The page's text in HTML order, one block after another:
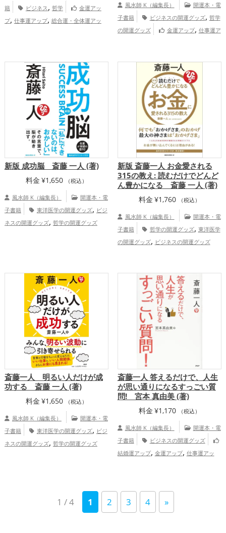
籍
ビジネス, 哲学
金運アッ
プ, 仕事運アップ, 総合運・全体運アッ
風水師 K（編集長）
開運本・電
子書籍
ビジネスの開運グッズ, 哲学
の開運グッズ
金運アップ, 仕事運ア
新版 成功脳 斎藤 一人 (著)
料金 ¥1,650 （税込）
風水師 K（編集長）
開運本・電
子書籍
東洋医学の開運グッズ, ビジ
ネスの開運グッズ, 哲学の開運グッズ
新版 斎藤一人 お金愛される
315の教え: 読むだけでどんど
ん豊かになる 斎藤 一人 (著)
料金 ¥1,760 （税込）
風水師 K（編集長）
開運本・電
子書籍
哲学の開運グッズ, 東洋医学
の開運グッズ, ビジネスの開運グッズ
斎藤一人 明るい人だけが成
功する 斎藤 一人 (著)
料金 ¥1,650 （税込）
風水師 K（編集長）
開運本・電
子書籍
東洋医学の開運グッズ, ビジ
ネスの開運グッズ, 哲学の開運グッズ
斎藤一人 答えるだけで、人生
が思い通りになるすっごい質
問! 宮本 真由美 (著)
料金 ¥1,170 （税込）
風水師 K（編集長）
開運本・電
子書籍
ビジネスの開運グッズ
結婚運アップ, 金運アップ, 仕事運アッ
1 / 4 1 2 3 4 »